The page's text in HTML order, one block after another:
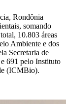
Rondônia
somando
10.803 áreas
Ambiente e dos
Secretaria de
691 pelo Instituto
(ICMBio).